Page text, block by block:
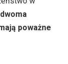
poważne